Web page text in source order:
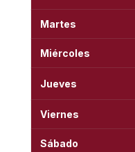
Martes
Miércoles
Jueves
Viernes
Sábado